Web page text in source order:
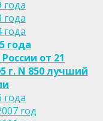
года
от 21
г. N 850 лучший
год